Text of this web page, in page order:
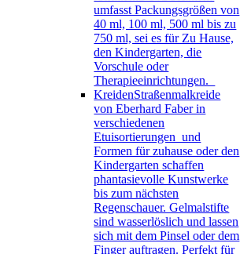
umfasst Packungsgrößen von
40 ml, 100 ml, 500 ml bis zu
750 ml, sei es für Zu Hause,
den Kindergarten, die
Vorschule oder
Therapieeinrichtungen.
KreidenStraßenmalkreide
von Eberhard Faber in
verschiedenen
Etuisortierungen und
Formen für zuhause oder den
Kindergarten schaffen
phantasievolle Kunstwerke
bis zum nächsten
Regenschauer. Gelmalstifte
sind wasserlöslich und lassen
sich mit dem Pinsel oder dem
Finger auftragen. Perfekt für